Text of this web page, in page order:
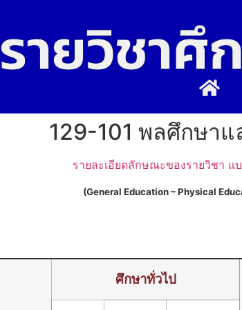
รายวิชาศึ
129-101 พลศึกษา
รายละเอียดลักษณะของรายวิชา แ
(General Education – Physical
ศึกษาทั่วไป